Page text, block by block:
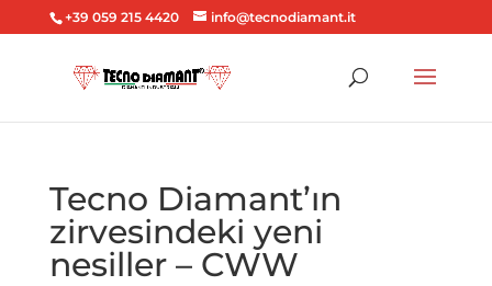
+39 059 215 4420 info@tecnodiamant.it
Tecno Diamant’ın
zirvesindeki yeni
nesiller – CWW